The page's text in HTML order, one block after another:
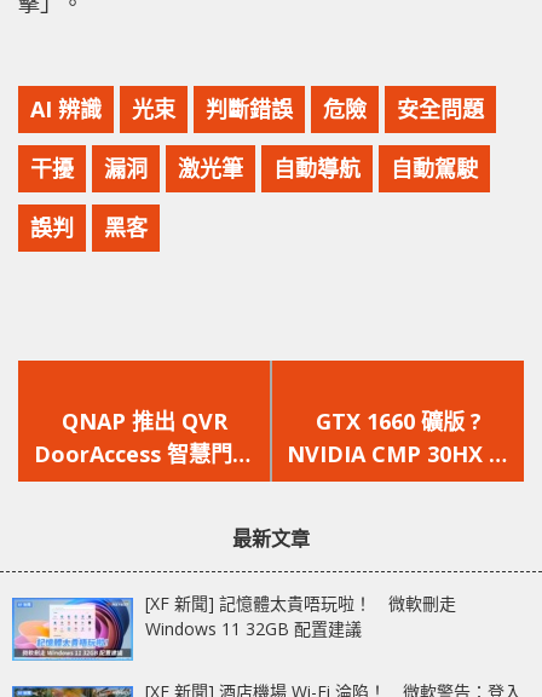
AI 辨識 光束 判斷錯誤 危險 安全問題
干擾 漏洞 激光筆 自動導航 自動駕駛
誤判 黑客
一
篇
文
QNAP 推出 QVR
DoorAccess 智慧門禁
管理系統 – 整合監控應
一
篇
文
GTX 1660 礦版 ?
NVIDIA CMP 30HX 專
用掘礦卡外觀曝光
最新文章
[XF 新聞] 記憶體太貴唔玩啦！ 微軟刪走
Windows 11 32GB 配置建議
[XF 新聞] 酒店機場 Wi-Fi 淪陷！ 微軟警告：登入